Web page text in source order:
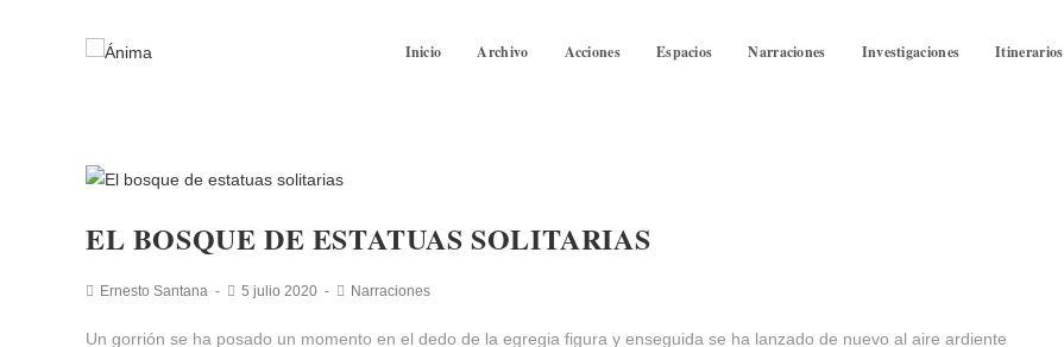
Inicio Archivo Acciones Espacios Narraciones Investigaciones Itinerarios
EL BOSQUE DE ESTATUAS SOLITARIAS
Ernesto Santana 5 julio 2020 Narraciones
Un gorrión se ha posado un momento en el dedo de la egregia figura y enseguida se ha lanzado de nuevo al aire ardiente